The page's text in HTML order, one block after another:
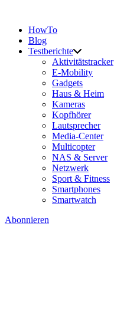
HowTo
Blog
Testberichte
Aktivitätstracker
E-Mobility
Gadgets
Haus & Heim
Kameras
Kopfhörer
Lautsprecher
Media-Center
Multicopter
NAS & Server
Netzwerk
Sport & Fitness
Smartphones
Smartwatch
Abonnieren